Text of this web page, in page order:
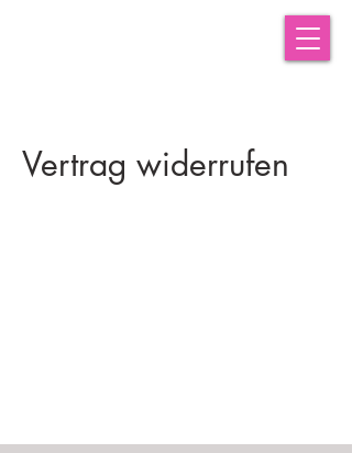
Vertrag widerrufen